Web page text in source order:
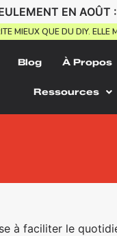
EN
MIEUX QUE DU DIY.
Blog À Propos
Ressources
à faciliter le